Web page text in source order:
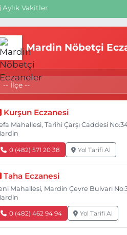
Aylık Vakitler
Mardin Nöbetçi
Kurşun Eczanesi
Mahallesi, Tarihi Çarşı Caddesi
0 (482) 571 20 38 Yol Tarifi Al
Taha Eczanesi
Mahallesi, Mardin Çevre Bulvarı
0 (482) 462 94 94 Yol Tarifi Al